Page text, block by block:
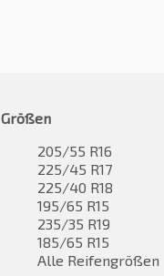
Größen
205/55 R16
225/45 R17
225/40 R18
195/65 R15
235/35 R19
185/65 R15
Alle Reifengrößen